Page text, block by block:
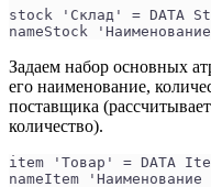
stock 'Склад' = DATA
nameStock
Задаем набор основных
его наименование,
поставщика
количество).
item 'Товар' = DATA
nameItem